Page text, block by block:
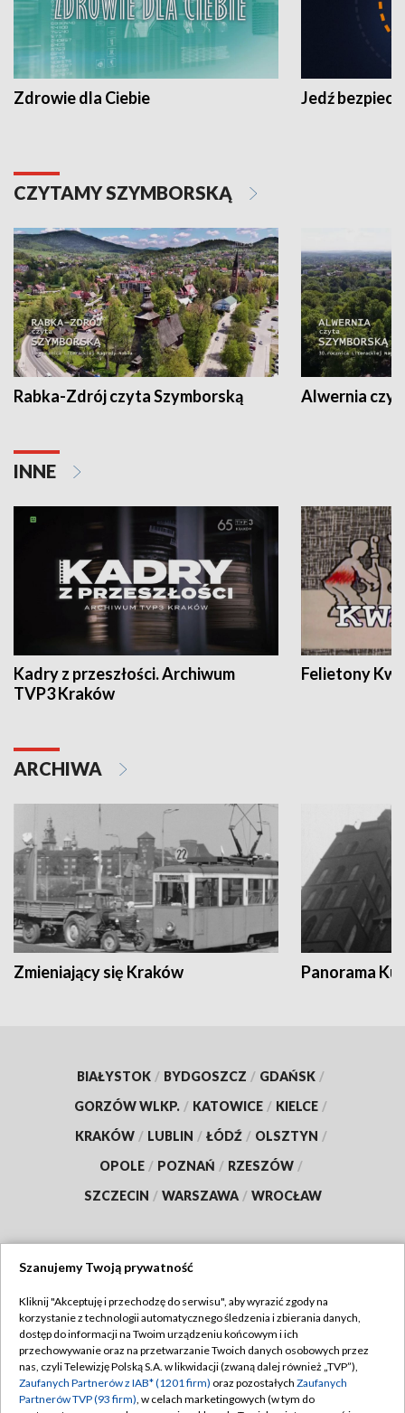
Zdrowie dla Ciebie Jedź
CZYTAMY SZYMBORSKĄ
Rabka-Zdrój czyta Szymborską Alwernia
INNE
Kadry z przeszłości. Archiwum
TVP3 Kraków
Felietony
ARCHIWA
Zmieniający się Kraków Panorama
BIAŁYSTOK / BYDGOSZCZ / GDAŃSK /
GORZÓW WLKP. / KATOWICE / KIELCE /
KRAKÓW / LUBLIN / ŁÓDŹ / OLSZTYN /
OPOLE / POZNAŃ / RZESZÓW /
SZCZECIN / WARSZAWA / WROCŁAW
TVP
Abonament TVP
Emisja w TVP
Centrum informacji TVP
Regulamin TVP
Polityka prywatności
Szanujemy Twoją prywatność
Kliknij "Akceptuję i przechodzę do serwisu", aby wyrazić zgody na
korzystanie z technologii automatycznego śledzenia i zbierania danych,
dostęp do informacji na Twoim urządzeniu końcowym i ich
przechowywanie oraz na przetwarzanie Twoich danych osobowych przez
nas, czyli Telewizję Polską S.A. w likwidacji (zwaną dalej również „TVP”),
Zaufanych Partnerów z IAB* (1201 firm) oraz pozostałych Zaufanych
Partnerów TVP (93 firm), w celach marketingowych (w tym do